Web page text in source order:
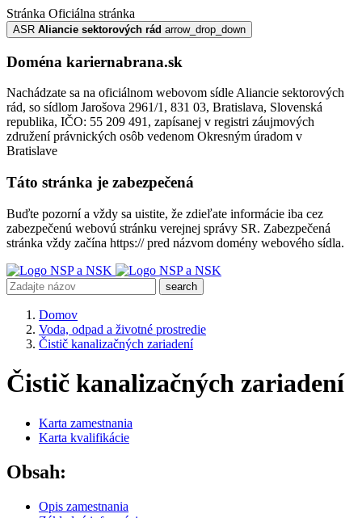
Stránka Oficiálna stránka
ASR Aliancie sektorových rád arrow_drop_down
Doména kariernabrana.sk
Nachádzate sa na oficiálnom webovom sídle Aliancie sektorových
rád, so sídlom Jarošova 2961/1, 831 03, Bratislava, Slovenská
republika, IČO: 55 209 491, zapísanej v registri záujmových
združení právnických osôb vedenom Okresným úradom v
Bratislave
Táto stránka je zabezpečená
Buďte pozorní a vždy sa uistite, že zdieľate informácie iba cez
zabezpečenú webovú stránku verejnej správy SR. Zabezpečená
stránka vždy začína https:// pred názvom domény webového sídla.
search
Domov
Voda, odpad a životné prostredie
Čistič kanalizačných zariadení
Čistič kanalizačných zariadení
Karta zamestnania
Karta kvalifikácie
Obsah:
Opis zamestnania